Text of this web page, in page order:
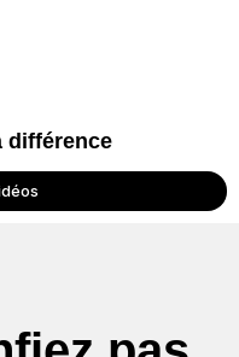
différence